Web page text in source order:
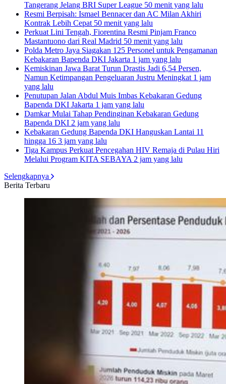
Tangerang Jelang BRI Super League 50 menit yang lalu
Resmi Berpisah: Ismael Bennacer dan AC Milan Akhiri
Kontrak Lebih Cepat 50 menit yang lalu
Perkuat Lini Tengah, Fiorentina Resmi Pinjam Franco
Mastantuono dari Real Madrid 50 menit yang lalu
Polda Metro Jaya Siagakan 125 Personel untuk Pengamanan
Kebakaran Bapenda DKI Jakarta 1 jam yang lalu
Kemiskinan Jawa Barat Turun Drastis Jadi 6,54 Persen,
Namun Ketimpangan Pengeluaran Justru Meningkat 1 jam
yang lalu
Penutupan Jalan Abdul Muis Imbas Kebakaran Gedung
Bapenda DKI Jakarta 1 jam yang lalu
Damkar Mulai Tahap Pendinginan Kebakaran Gedung
Bapenda DKI 2 jam yang lalu
Kebakaran Gedung Bapenda DKI Hanguskan Lantai 11
hingga 16 3 jam yang lalu
Tiga Kampus Perkuat Pencegahan HIV Remaja di Pulau Hiri
Melalui Program KITA SEBAYA2 jam yang lalu
Selengkapnya
Berita Terbaru